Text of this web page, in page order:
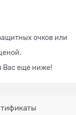
очков или
Вас еще ниже!